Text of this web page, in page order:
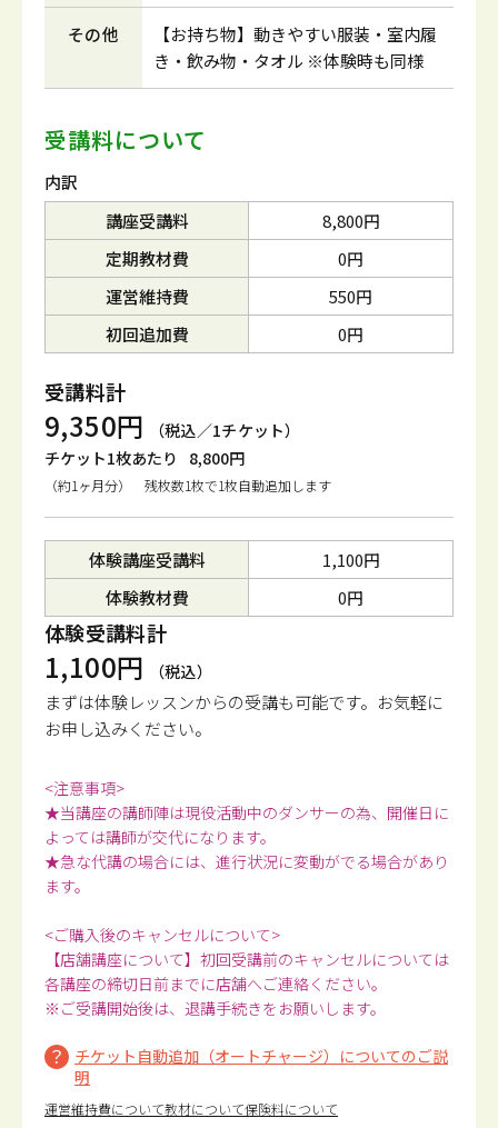
その他
【お持ち物】動きやすい服装・室内履
き・飲み物・タオル ※体験時も同様
受講料について
内訳
講座受講料
8,800円
定期教材費
0円
運営維持費
550円
初回追加費
0円
受講料計
9,350円
（税込／1チケット）
チケット1枚あたり
8,800円
（約1ヶ月分） 残枚数1枚で1枚自動追加します
体験講座受講料
1,100円
体験教材費
0円
体験受講料計
1,100円 （税込）
まずは体験レッスンからの受講も可能です。 お気軽に
お申し込みください。
<注意事項>
★当講座の講師陣は現役活動中のダンサーの為、開催日に
よっては講師が交代になります。
★急な代講の場合には、進行状況に変動がでる場合があり
ます。
<ご購入後のキャンセルについて>
【店舗講座について】初回受講前のキャンセルについては
各講座の締切日前までに店舗へご連絡ください。
※ご受講開始後は、退講手続きをお願いします。
チケット自動追加（オートチャージ）についてのご説
明
運営維持費について教材について保険料について